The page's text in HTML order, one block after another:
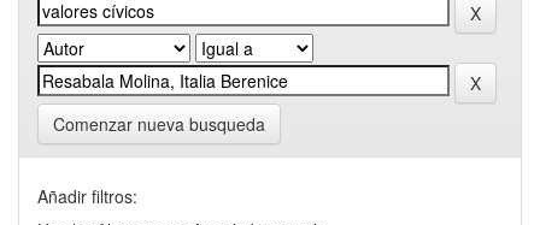
Comenzar nueva busqueda
Añadir filtros: